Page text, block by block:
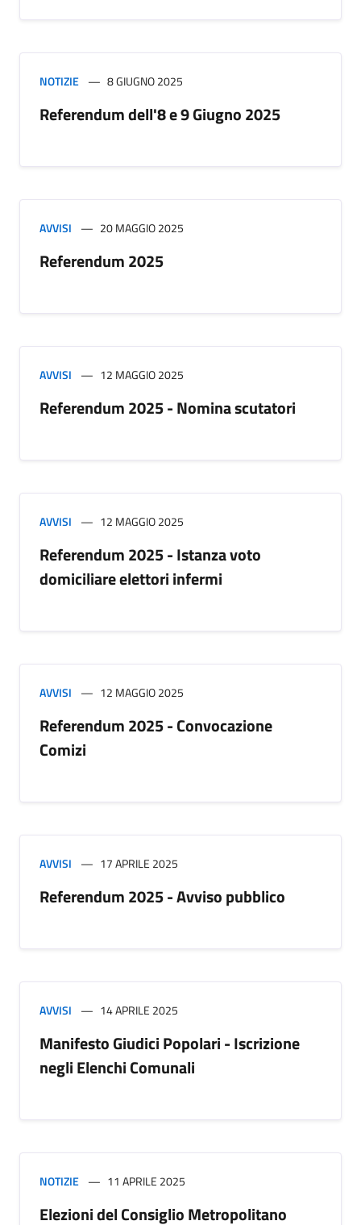
NOTIZIE 8 GIUGNO 2025
Referendum dell'8 e 9 Giugno 2025
AVVISI 20 MAGGIO 2025
Referendum 2025
AVVISI 12 MAGGIO 2025
Referendum 2025 - Nomina scutatori
AVVISI 12 MAGGIO 2025
Referendum 2025 - Istanza voto
domiciliare elettori infermi
AVVISI 12 MAGGIO 2025
Referendum 2025 - Convocazione
Comizi
AVVISI 17 APRILE 2025
Referendum 2025 - Avviso pubblico
AVVISI 14 APRILE 2025
Manifesto Giudici Popolari - Iscrizione
negli Elenchi Comunali
NOTIZIE 11 APRILE 2025
Elezioni del Consiglio Metropolitano